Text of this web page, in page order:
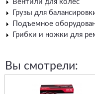
Вентили для колес
Грузы для
Подъемное
Грибки и ножки для
Вы смотрели: